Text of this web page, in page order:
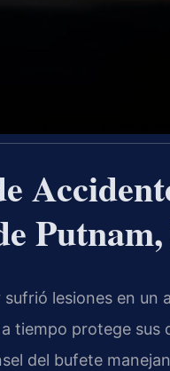
sufrió lesiones en
tiempo protege sus
del bufete